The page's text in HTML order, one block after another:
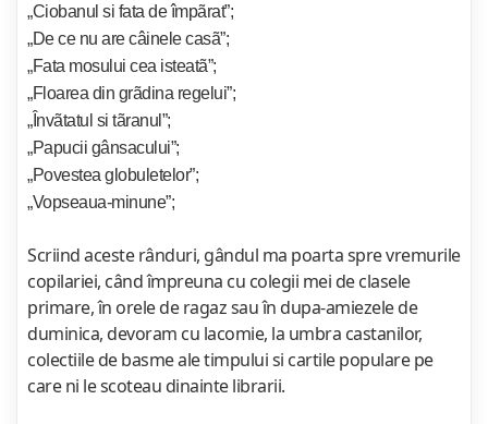
„Ciobanul si fata de împãrat”;
„De ce nu are câinele casã”;
„Fata mosului cea isteatã”;
„Floarea din grãdina regelui”;
„Învãtatul si tãranul”;
„Papucii gânsacului”;
„Povestea globuletelor”;
„Vopseaua-minune”;
Scriind aceste rânduri, gândul ma poarta spre vremurile
copilariei, când împreuna cu colegii mei de clasele
primare, în orele de ragaz sau în dupa-amiezele de
duminica, devoram cu lacomie, la umbra castanilor,
colectiile de basme ale timpului si cartile populare pe
care ni le scoteau dinainte librarii.